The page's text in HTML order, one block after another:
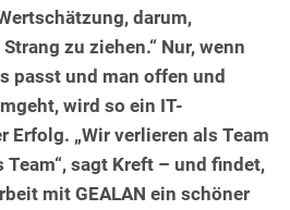
darum,
zu ziehen.“ Nur, wenn
passt und man offen und
wird so ein IT-
Erfolg. „Wir verlieren als Team
sagt Kreft – und findet,
mit GEALAN ein schöner